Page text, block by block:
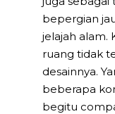
bepergian
jelajah alam.
ruang tidak
desainnya.
beberapa
begitu